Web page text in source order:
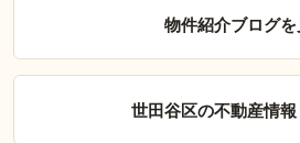
物件紹介ブログを
世田谷区の不動産情